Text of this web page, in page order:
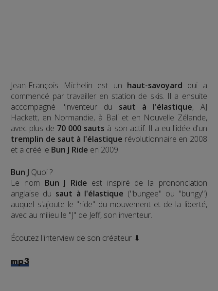
Jean-François Michelin est un haut-savoyard qui a
commencé par travailler en station de skis. Il a ensuite
accompagné l'inventeur du saut à l'élastique, AJ
Hackett, en Normandie, à Bali et en Nouvelle Zélande,
avec plus de 70 000 sauts à son actif. Il a eu l'idée d'un
tremplin de saut à l'élastique révolutionnaire en 2008
et a créé le Bun J Ride en 2009.
Bun J Quoi ?
Le nom Bun J Ride est inspiré de la prononciation
anglaise du saut à l'élastique ("bungee" ou "bungy")
auquel s'ajoute le "ride" du mouvement et de la liberté,
avec au milieu le "J" de Jeff, son inventeur.
Écoutez l'interview de son créateur ⬇
mp3